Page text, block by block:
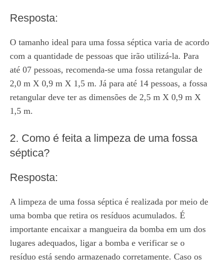
Resposta:
O tamanho ideal para uma fossa séptica varia de acordo
com a quantidade de pessoas que irão utilizá-la. Para
até 07 pessoas, recomenda-se uma fossa retangular de
2,0 m X 0,9 m X 1,5 m. Já para até 14 pessoas, a fossa
retangular deve ter as dimensões de 2,5 m X 0,9 m X
1,5 m.
2. Como é feita a limpeza de uma fossa
séptica?
Resposta:
A limpeza de uma fossa séptica é realizada por meio de
uma bomba que retira os resíduos acumulados. É
importante encaixar a mangueira da bomba em um dos
lugares adequados, ligar a bomba e verificar se o
resíduo está sendo armazenado corretamente. Caso os